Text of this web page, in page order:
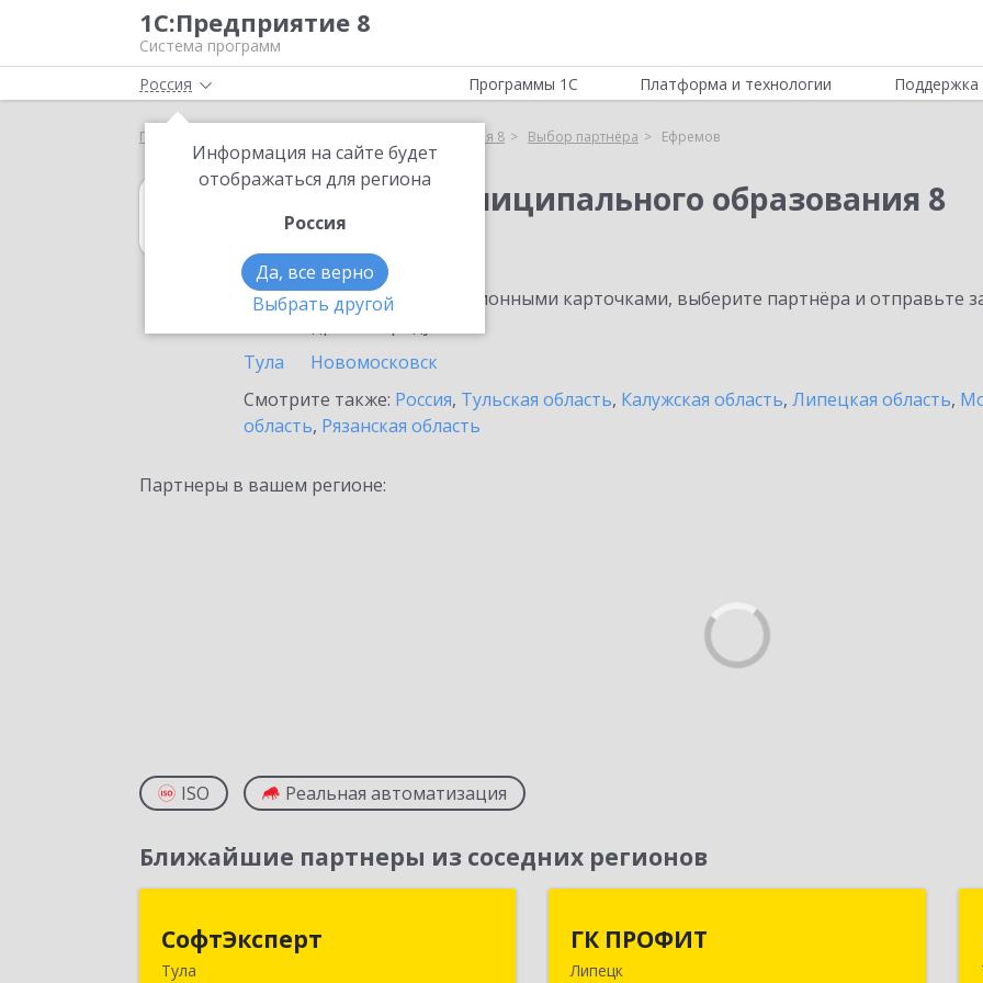
1С:Предприятие 8
Система программ
Россия
Информация на сайте будет
отображаться для региона
Россия
Да, все верно
Выбрать другой
Программы 1С Платформа и технологии Поддержка
Главная 1С:Бюджет муниципального образования 8 Выбор партнёра Ефремов
1С:Бюджет муниципального образования 8
в Ефремове
Ознакомьтесь с информационными карточками, выберите партнёра и отправьте
Тула
Новомосковск
Смотрите также: Россия, Тульская область, Калужская область, Липецкая область,
область, Рязанская область
Партнеры в вашем регионе:
ISO Реальная автоматизация
Ближайшие партнеры из соседних регионов
СофтЭксперт
Тула
300013, Тульская обл, Тула г, Болдина
ГК ПРОФИТ
Липецк398001, Липецкая обл, Липецк г,